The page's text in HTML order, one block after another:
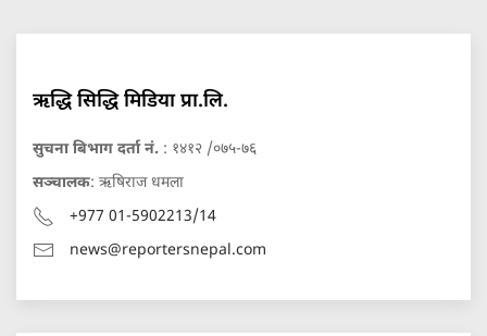
ऋद्धि सिद्धि मिडिया प्रा.लि.
सुचना बिभाग दर्ता नं. : १४१२ /०७५-७६
सञ्चालक: ऋषिराज धमला
+977 01-5902213/14
news@reportersnepal.com